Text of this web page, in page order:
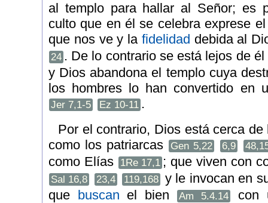
al templo para hallar al Señor; es
culto que en él se celebra exprese
que nos ve y la fidelidad debida al
24 . De lo contrario se está lejos de
y Dios abandona el templo cuya
los hombres lo han convertido en
Jer 7,1-5 Ez 10-11 .
Por el contrario, Dios está cerca
como los patriarcas
Gen 5,22 6,9
como Elías 1Re 17,1 ; que viven con
Sal 16,8 23,4 119,168 y le invocan en
que buscan el bien Am 5.4.14
con